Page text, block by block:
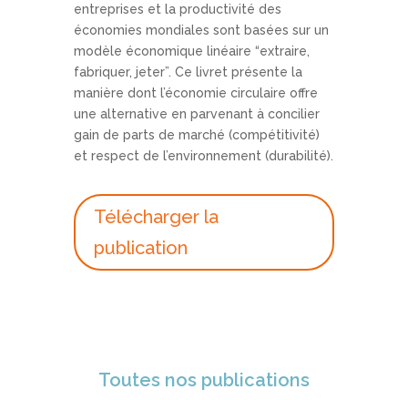
entreprises et la productivité des
économies mondiales sont basées sur un
modèle économique linéaire “extraire,
fabriquer, jeter”. Ce livret présente la
manière dont l’économie circulaire offre
une alternative en parvenant à concilier
gain de parts de marché (compétitivité)
et respect de l’environnement (durabilité).
Télécharger la
publication
Toutes nos publications